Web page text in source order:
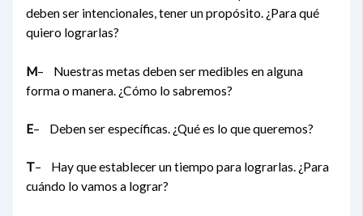
deben ser intencionales, tener un propósito. ¿Para qué
quiero lograrlas?
M– Nuestras metas deben ser medibles en alguna
forma o manera. ¿Cómo lo sabremos?
E– Deben ser específicas. ¿Qué es lo que queremos?
T– Hay que establecer un tiempo para lograrlas. ¿Para
cuándo lo vamos a lograr?